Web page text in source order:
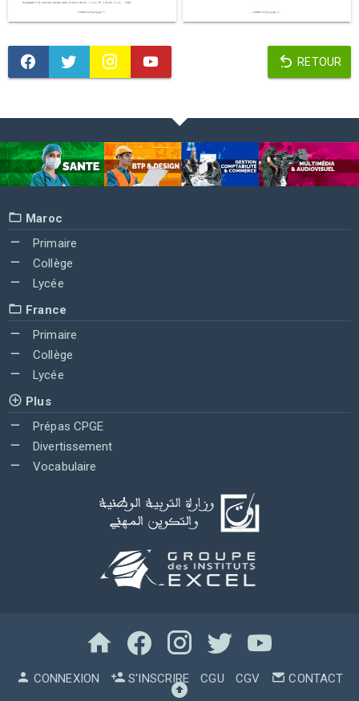
RETOUR
Maroc
Primaire
Collège
Lycée
France
Primaire
Collège
Lycée
Plus
Prépas CPGE
Divertissement
Vocabulaire
CONNEXION S'INSCRIRE CGU CGV CONTACT